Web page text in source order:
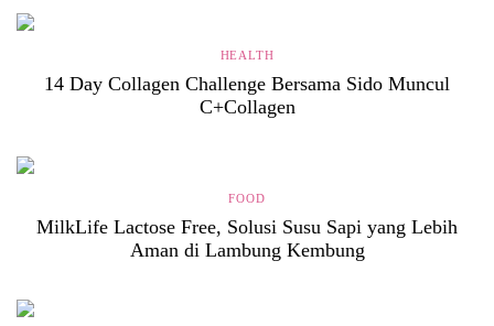
HEALTH
14 Day Collagen Challenge Bersama Sido Muncul
C+Collagen
FOOD
MilkLife Lactose Free, Solusi Susu Sapi yang Lebih
Aman di Lambung Kembung